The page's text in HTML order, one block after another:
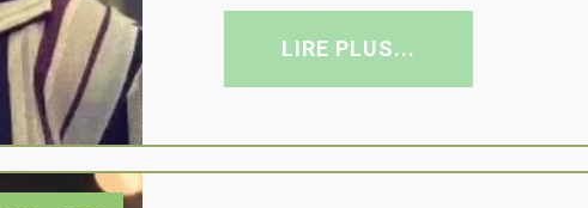
LIRE PLUS...